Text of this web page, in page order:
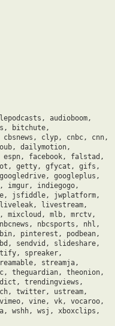
audioboom,
bitchute,
clyp, cnbc, cnn,
dailymotion,
espn, facebook, falstad,
getty, gfycat, gifs,
googleplus,
imgur, indiegogo,
jsfiddle, jwplatform,
livestream,
mixcloud, mlb, mrctv,
nbcsports, nhl,
pinterest, podbean,
sendvid, slideshare,
spreaker,
streamja,
theguardian, theonion,
trendingviews,
twitter, ustream,
vine, vk, vocaroo,
wshh, wsj, xboxclips,